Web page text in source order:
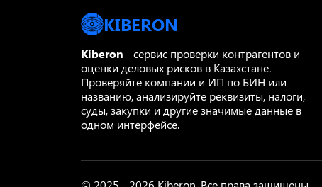
KIBERON
Kiberon - сервис проверки контрагентов и
оценки деловых рисков в Казахстане.
Проверяйте компании и ИП по БИН или
названию, анализируйте реквизиты, налоги,
суды, закупки и другие значимые данные в
одном интерфейсе.